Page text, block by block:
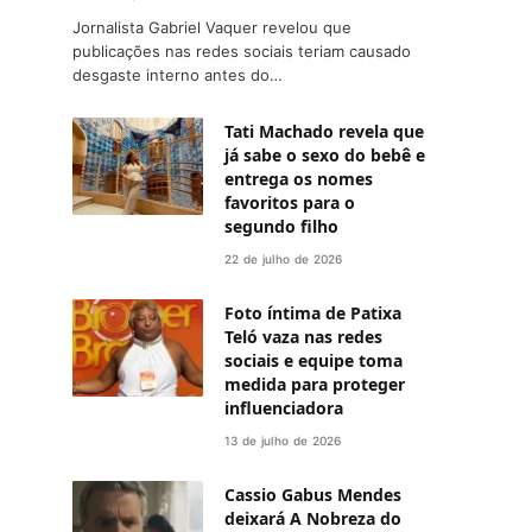
Jornalista Gabriel Vaquer revelou que
publicações nas redes sociais teriam causado
desgaste interno antes do…
Tati Machado revela que
já sabe o sexo do bebê e
entrega os nomes
favoritos para o
segundo filho
22 de julho de 2026
Foto íntima de Patixa
Teló vaza nas redes
sociais e equipe toma
medida para proteger
influenciadora
13 de julho de 2026
Cassio Gabus Mendes
deixará A Nobreza do